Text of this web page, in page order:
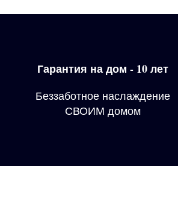
Гарантия на дом - 10 лет
Беззаботное наслаждение
СВОИМ домом